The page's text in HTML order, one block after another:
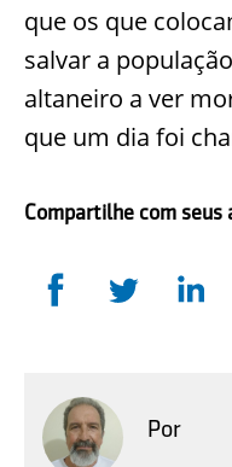
que os que
salvar a
altaneiro a ver
que um dia foi
Compartilhe com seus
Por